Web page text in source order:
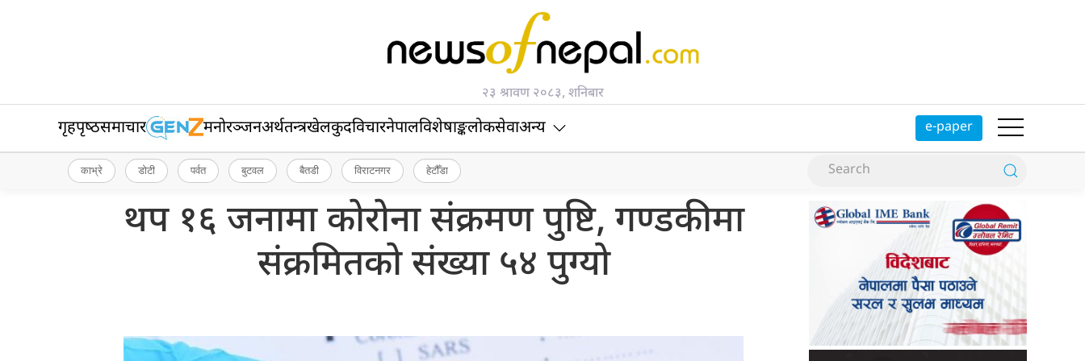
२३ श्रावण २०८३, शनिबार
गृहपृष्‍ठसमाचार मनोरञ्जनअर्थतन्त्रखेलकुदविचारनेपालविशेषाङ्कलोकसेवाअन्य e-paper
काभ्रे डोटी पर्वत बुटवल बैतडी विराटनगर हेटौँडा
थप १६ जनामा कोरोना संक्रमण पुष्टि, गण्डकीमा
संक्रमितको संख्या ५४ पुग्याे